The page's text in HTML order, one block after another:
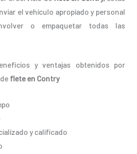
el vehículo apropiado y personal
o empaquetar todas las
y ventajas obtenidos por
flete en Contry
y calificado